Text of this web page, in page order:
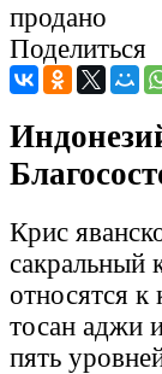
продано
Поделиться
Крис
сакральный
относятся к
тосан аджи
пять